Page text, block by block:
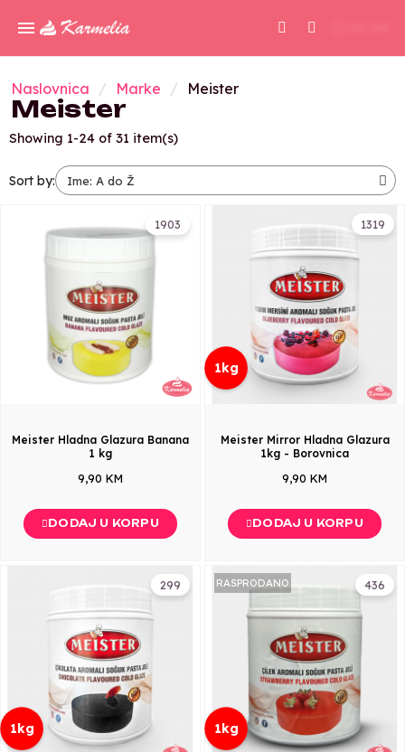
Naslovnica Marke Meister
Meister
Showing 1-24 of 31 item(s)
Sort by:
1903
Meister Hladna Glazura Banana
1 kg
9,90 KM
DODAJ U KORPU
1319
1kg
Meister Mirror Hladna Glazura
1kg - Borovnica
9,90 KM
DODAJ U KORPU
299
1kg
436
1kg
RASPRODANO